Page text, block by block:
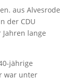
aus Alvesrode
der CDU
lange
jährige
war unter